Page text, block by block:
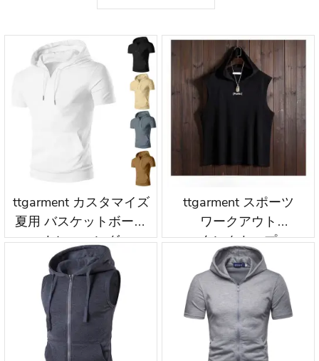
ttgarment カスタマイズ
夏用 バスケットボール
トレーニング
ノースリーブ パーカー
wkh002
ttgarment スポーツ
ワークアウト
タンクトップ
プルオーバー パーカー
刺繍ロゴ wkh003